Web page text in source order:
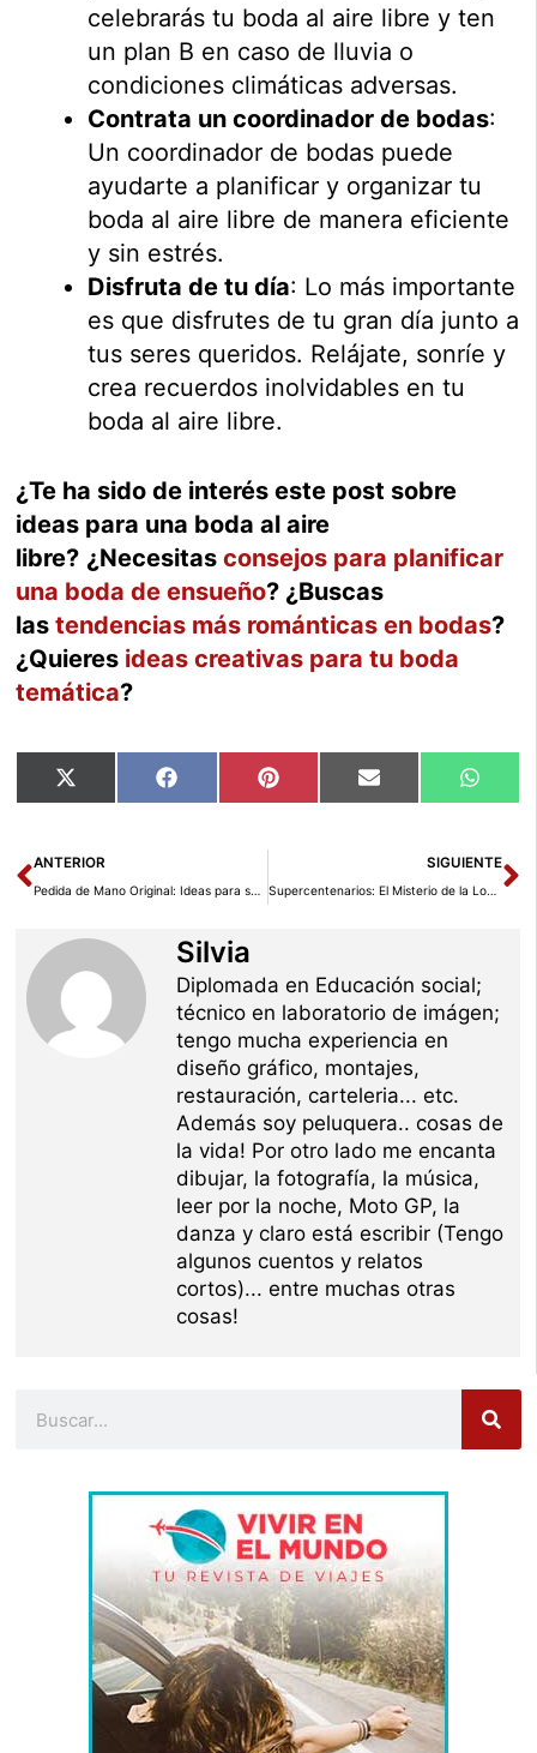
celebrarás tu boda al aire libre y ten
un plan B en caso de lluvia o
condiciones climáticas adversas.
Contrata un coordinador de bodas:
Un coordinador de bodas puede
ayudarte a planificar y organizar tu
boda al aire libre de manera eficiente
y sin estrés.
Disfruta de tu día: Lo más importante
es que disfrutes de tu gran día junto a
tus seres queridos. Relájate, sonríe y
crea recuerdos inolvidables en tu
boda al aire libre.
¿Te ha sido de interés este post sobre
ideas para una boda al aire
libre? ¿Necesitasconsejos para planificar
una boda de ensueño? ¿Buscas
lastendencias más románticas en bodas?
¿Quieres ideas creativas para tu boda
temática?
Compartir
en
X
(Twitter)
Compartir
en
Facebook Compartir
en
Pinterest Compartir
en
Email
en
Ant
ANTERIOR
Pedida de Mano Original: Ideas para sorprender a tu pareja
SIGUIENTE
Supercentenarios: El Misterio de la Longevidad Humana
Silvia
Diplomada en Educación social;
técnico en laboratorio de imágen;
tengo mucha experiencia en
diseño gráfico, montajes,
restauración, carteleria... etc.
Además soy peluquera.. cosas de
la vida! Por otro lado me encanta
dibujar, la fotografía, la música,
leer por la noche, Moto GP, la
danza y claro está escribir (Tengo
algunos cuentos y relatos
cortos)... entre muchas otras
cosas!